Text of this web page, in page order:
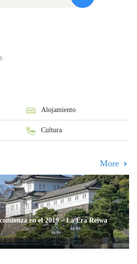
Alojamiento
Cultura
More
en el 2019 – La Era Reiwa